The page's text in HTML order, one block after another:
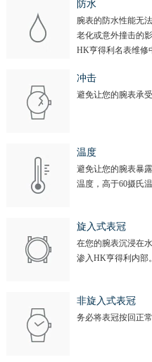
防水
腕表的防水性能无
老化或意外撞击的
HK亨得利名表维修
冲击
避免让您的腕表承
温度
避免让您的腕表暴
温度，高于60摄氏
旋入式表冠
在您的腕表沉浸在
渗入HK亨得利内部。
非旋入式表冠
务必将表冠按回正